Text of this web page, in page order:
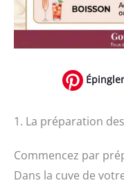
1. La préparation
Commencez par
Dans la cuve de